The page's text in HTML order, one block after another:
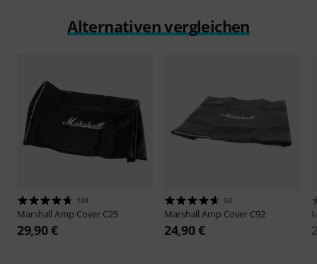
Alternativen vergleichen
184
MarshallAmp Cover C25
29,90 €
60
MarshallAmp Cover C92
24,90 €